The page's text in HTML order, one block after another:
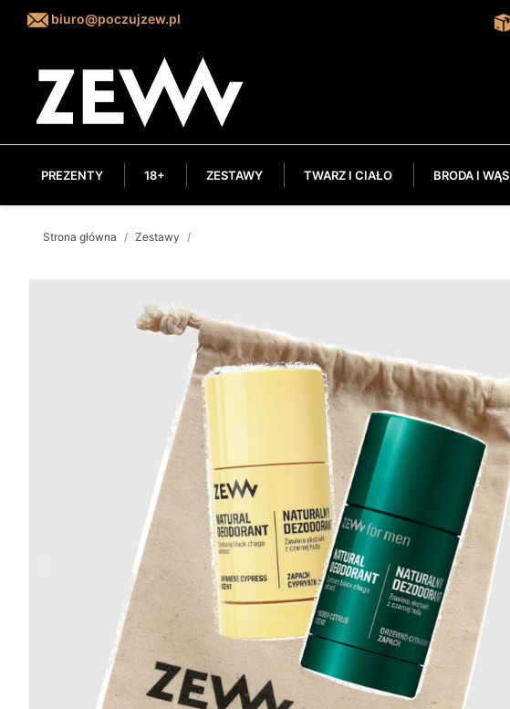
biuro@poczujzew.pl
PREZENTY 18+ ZESTAWY TWARZ I CIAŁO BRODA I WĄS
Strona główna Zestawy